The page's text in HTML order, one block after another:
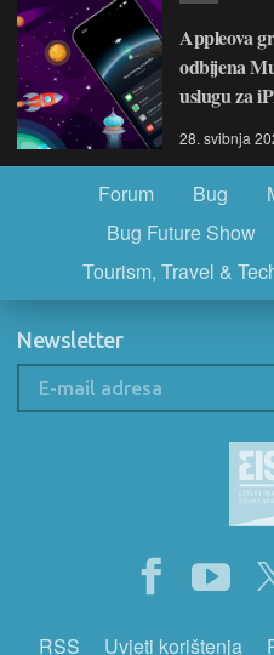
Appleova
odbijena
uslugu za
28. svibnja
Forum Bug
Bug Future Show
Tourism, Travel &
Newsletter
RSS Uvjeti korištenja